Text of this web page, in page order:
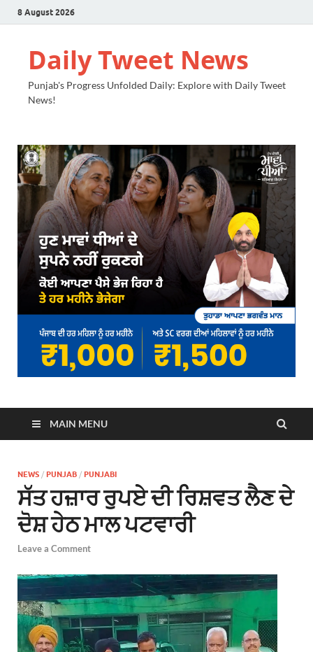
8 August 2026
Daily Tweet News
Punjab's Progress Unfolded Daily: Explore with Daily Tweet
News!
MAIN MENU
NEWS / PUNJAB / PUNJABI
ਸੱਤ ਹਜ਼ਾਰ ਰੁਪਏ ਦੀ ਰਿਸ਼ਵਤ ਲੈਣ ਦੇ
ਦੋਸ਼ ਹੇਠ ਮਾਲ ਪਟਵਾਰੀ
Leave a Comment